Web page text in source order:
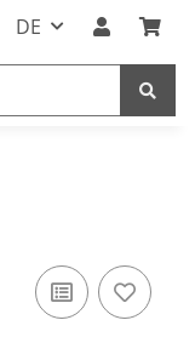
DE